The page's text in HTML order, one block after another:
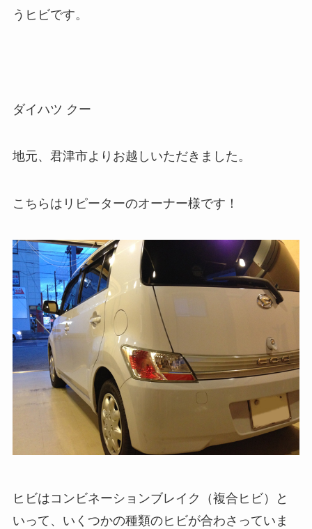
うヒビです。
ダイハツ クー
地元、君津市よりお越しいただきました。
こちらはリピーターのオーナー様です！
ヒビはコンビネーションブレイク（複合ヒビ）と
いって、いくつかの種類のヒビが合わさっていま